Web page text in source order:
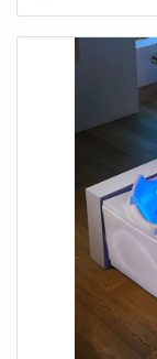
soulignent
la finition